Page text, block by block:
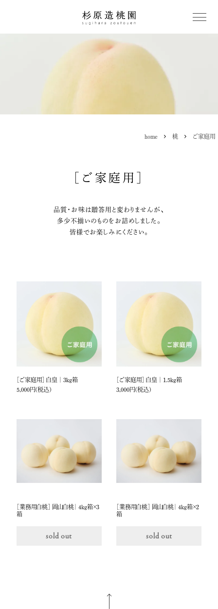
home 桃 ご家庭用
［ご家庭用］
品質・お味は贈答用と変わりませんが、
多少不揃いのものをお詰めしました。
皆様でお楽しみにください。
［ご家庭用］ 白皇 ｜ 3kg箱
5,000円(税込)
［ご家庭用］ 白皇 ｜ 1.5kg箱
3,000円(税込)
［業務用白桃］ 岡山白桃｜ 4ｋg箱×３
箱
sold out
［業務用白桃］ 岡山白桃｜ 4ｋg箱×２
箱
sold out